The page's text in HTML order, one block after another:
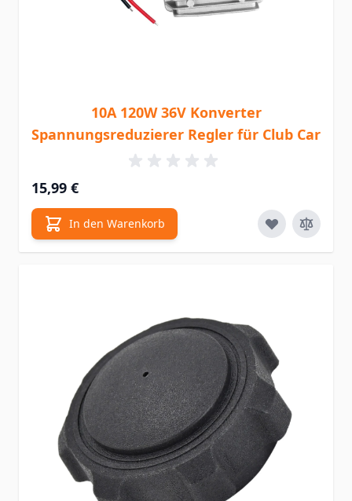
10A 120W 36V Konverter
Spannungsreduzierer Regler für Club Car
15,99 €
In den Warenkorb